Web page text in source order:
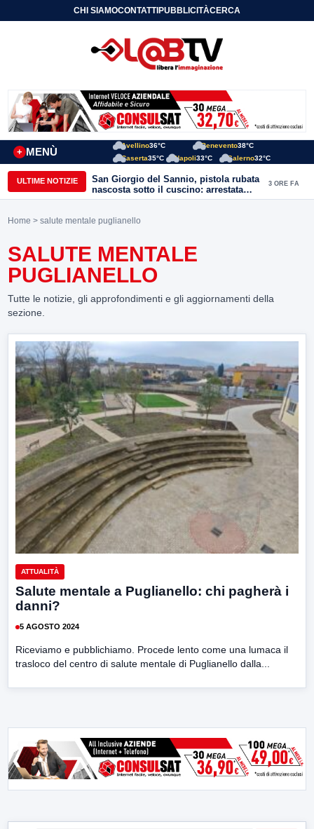
CHI SIAMOCONTATTIPUBBLICITÀCERCA
MENÙ
+
Avellino36°C Benevento38°C
Caserta35°C Napoli33°C Salerno32°C
ULTIME NOTIZIE
San Giorgio del Sannio, pistola rubata
nascosta sotto il cuscino: arrestata
51enne
3 ORE FA
Home > salute mentale puglianello
SALUTE MENTALE
PUGLIANELLO
Tutte le notizie, gli approfondimenti e gli aggiornamenti della
sezione.
ATTUALITÀ
Salute mentale a Puglianello: chi pagherà i
danni?
5 AGOSTO 2024
Riceviamo e pubblichiamo. Procede lento come una lumaca il
trasloco del centro di salute mentale di Puglianello dalla...